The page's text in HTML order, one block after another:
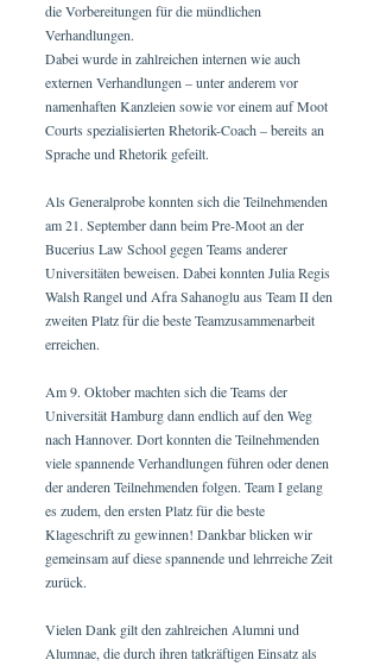
die Vorbereitungen für die mündlichen
Verhandlungen.
Dabei wurde in zahlreichen internen wie auch
externen Verhandlungen – unter anderem vor
namenhaften Kanzleien sowie vor einem auf Moot
Courts spezialisierten Rhetorik-Coach – bereits an
Sprache und Rhetorik gefeilt.
Als Generalprobe konnten sich die Teilnehmenden
am 21. September dann beim Pre-Moot an der
Bucerius Law School gegen Teams anderer
Universitäten beweisen. Dabei konnten Julia Regis
Walsh Rangel und Afra Sahanoglu aus Team II den
zweiten Platz für die beste Teamzusammenarbeit
erreichen.
Am 9. Oktober machten sich die Teams der
Universität Hamburg dann endlich auf den Weg
nach Hannover. Dort konnten die Teilnehmenden
viele spannende Verhandlungen führen oder denen
der anderen Teilnehmenden folgen. Team I gelang
es zudem, den ersten Platz für die beste
Klageschrift zu gewinnen! Dankbar blicken wir
gemeinsam auf diese spannende und lehrreiche Zeit
zurück.
Vielen Dank gilt den zahlreichen Alumni und
Alumnae, die durch ihren tatkräftigen Einsatz als